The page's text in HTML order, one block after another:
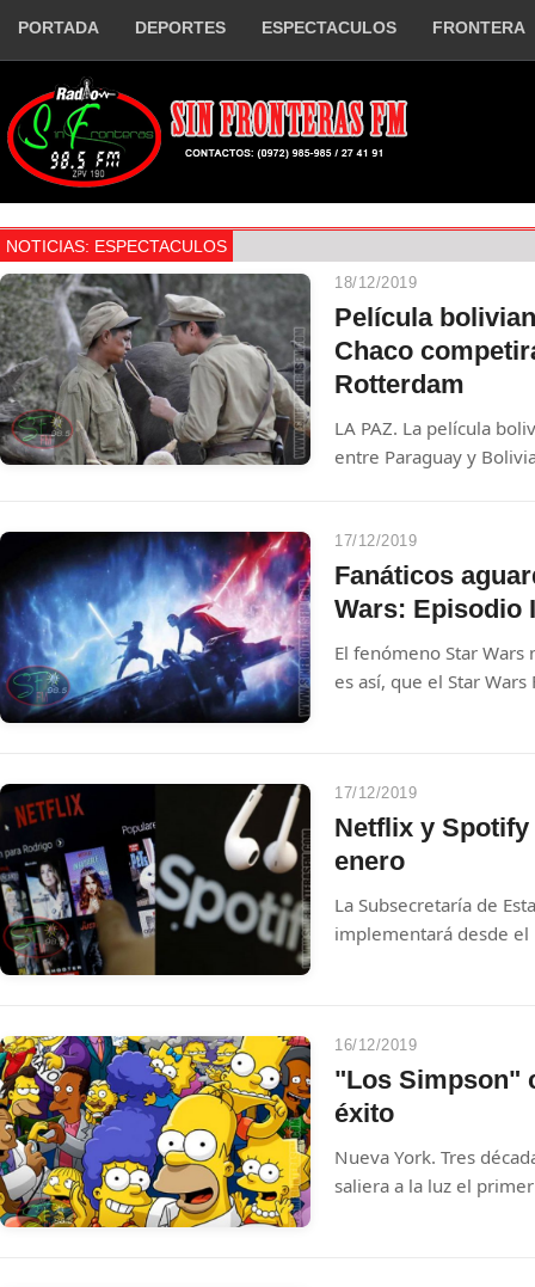
PORTADA DEPORTES ESPECTACULOS FRONTERA
NOTICIAS: ESPECTACULOS
18/12/2019
Película
Chaco
Rotterdam
LA PAZ. La película
entre Paraguay y
17/12/2019
Fanáticos
Wars: Episodio
El fenómeno Star
es así, que el Star
17/12/2019
Netflix y
enero
La Subsecretaría de
implementará desde
Spotify y Netflix, cuyas
esta disposición
16/12/2019
"Los Simpson"
éxito
Nueva York. Tres
saliera a la luz el